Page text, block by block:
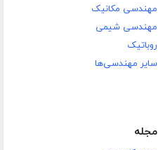
مهندسی مکانیک
مهندسی شیمی
روباتیک
سایر مهندسی‌ها
مجله